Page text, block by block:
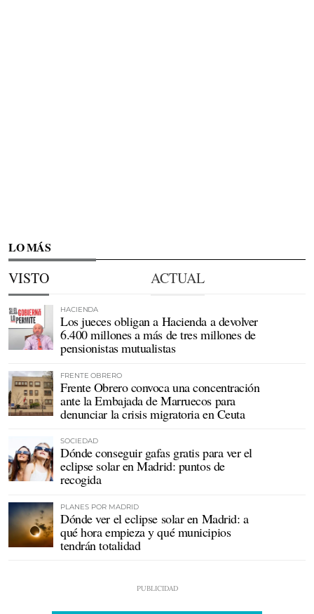
LO MÁS
VISTO ACTUAL
HACIENDA
Los jueces obligan a Hacienda a devolver
6.400 millones a más de tres millones de
pensionistas mutualistas
FRENTE OBRERO
Frente Obrero convoca una concentración
ante la Embajada de Marruecos para
denunciar la crisis migratoria en Ceuta
SOCIEDAD
Dónde conseguir gafas gratis para ver el
eclipse solar en Madrid: puntos de
recogida
PLANES POR MADRID
Dónde ver el eclipse solar en Madrid: a
qué hora empieza y qué municipios
tendrán totalidad